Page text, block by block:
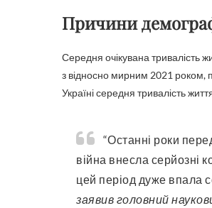
Причини
Середня очікувана тривалість
з відносно мирним 2021 роком,
Україні середня тривалість
“Останні роки перед великою війною у нас ситуація з тривалістю життя покращувалася, але
війна внесла серйозні
цей період дуже впала
заявив головний